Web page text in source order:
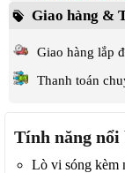
Giao hàng &
Giao hàng lắp
Thanh toán
Tính năng nổi
Lò vi sóng kèm